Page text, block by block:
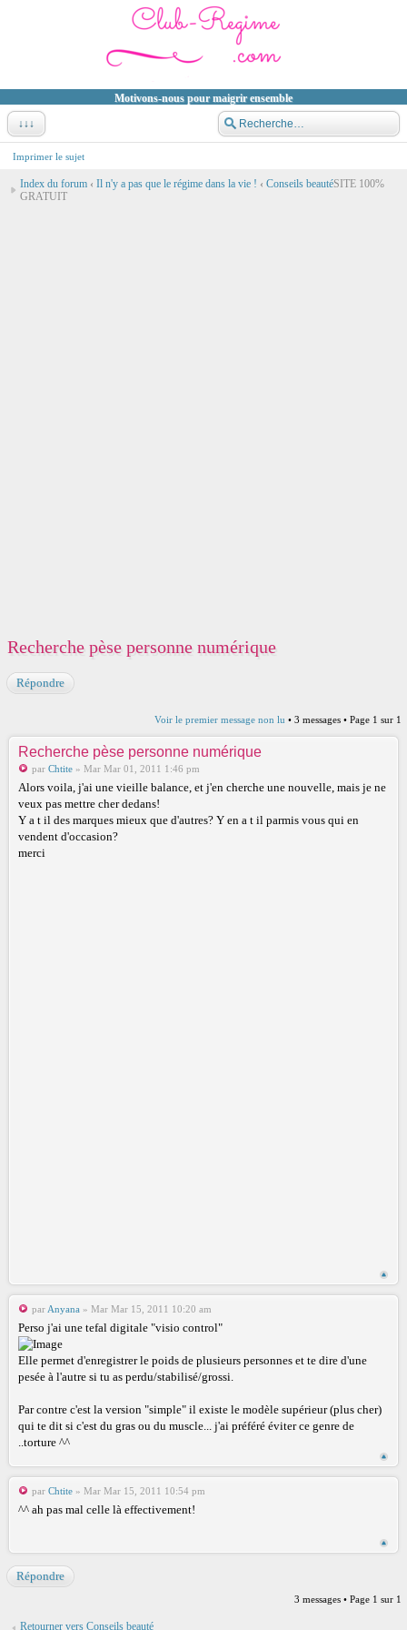
Motivons-nous pour maigrir ensemble
↓↓↓
Imprimer le sujet
Index du forum ‹ Il n'y a pas que le régime dans la vie ! ‹ Conseils beautéSITE 100%
GRATUIT
Recherche pèse personne numérique
Répondre
Voir le premier message non lu • 3 messages • Page 1 sur 1
Recherche pèse personne numérique
par Chtite » Mar Mar 01, 2011 1:46 pm
Alors voila, j'ai une vieille balance, et j'en cherche une nouvelle, mais je ne
veux pas mettre cher dedans!
Y a t il des marques mieux que d'autres? Y en a t il parmis vous qui en
vendent d'occasion?
merci
par Anyana » Mar Mar 15, 2011 10:20 am
Perso j'ai une tefal digitale "visio control"
Elle permet d'enregistrer le poids de plusieurs personnes et te dire d'une
pesée à l'autre si tu as perdu/stabilisé/grossi.
Par contre c'est la version "simple" il existe le modèle supérieur (plus cher)
qui te dit si c'est du gras ou du muscle... j'ai préféré éviter ce genre de
..torture ^^
par Chtite » Mar Mar 15, 2011 10:54 pm
^^ ah pas mal celle là effectivement!
Répondre
3 messages • Page 1 sur 1
Retourner vers Conseils beauté